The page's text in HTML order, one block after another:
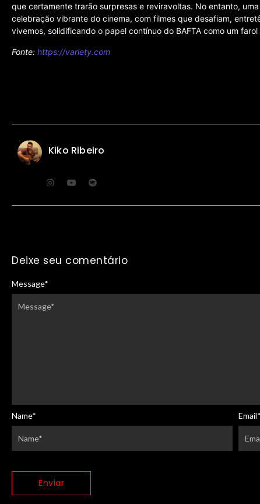
que certamente trarão surpresas e reviravoltas. No entanto,
celebração vibrante do cinema, com filmes que desafiam,
vivemos, solidificando o papel contínuo do BAFTA como um
Fonte: https://variety.com
Kiko Ribeiro
Deixe seu comentário
Message*
Name* Email*